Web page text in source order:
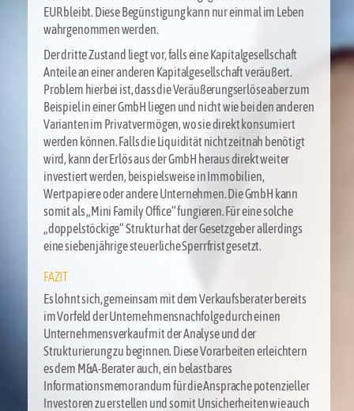
EUR bleibt. Diese Begünstigung kann nur einmal im Leben
wahrgenommen werden.
Der dritte Zustand liegt vor, falls eine Kapitalgesellschaft
Anteile an einer anderen Kapitalgesellschaft veräußert.
Problem hierbei ist, dass die Veräußerungserlöse aber zum
Beispiel in einer GmbH liegen und nicht wie bei den anderen
Varianten im Privatvermögen, wo sie direkt konsumiert
werden können. Falls die Liquidität nicht zeitnah benötigt
wird, kann der Erlös aus der GmbH heraus direkt weiter
investiert werden, beispielsweise in Immobilien,
Wertpapiere oder andere Unternehmen. Die GmbH kann
somit als „Mini Family Office“ fungieren. Für eine solche
„doppelstöckige“ Struktur hat der Gesetzgeber allerdings
eine siebenjährige steuerliche Sperrfrist gesetzt.
FAZIT
Es lohnt sich, gemeinsam mit dem Verkaufsberater bereits
im Vorfeld der Unternehmensnachfolge durch einen
Unternehmensverkauf mit der Analyse und der
Strukturierung zu beginnen. Diese Vorarbeiten erleichtern
es dem M&A-Berater auch, ein belastbares
Informationsmemorandum für die Ansprache potenzieller
Investoren zu erstellen und somit Unsicherheiten wie auch